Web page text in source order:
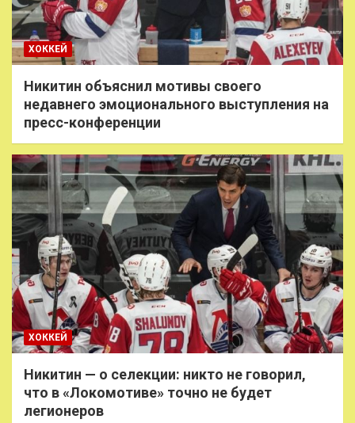
ХОККЕЙ
Никитин объяснил мотивы своего
недавнего эмоционального выступления на
пресс-конференции
ХОККЕЙ
Никитин — о селекции: никто не говорил,
что в «Локомотиве» точно не будет
легионеров